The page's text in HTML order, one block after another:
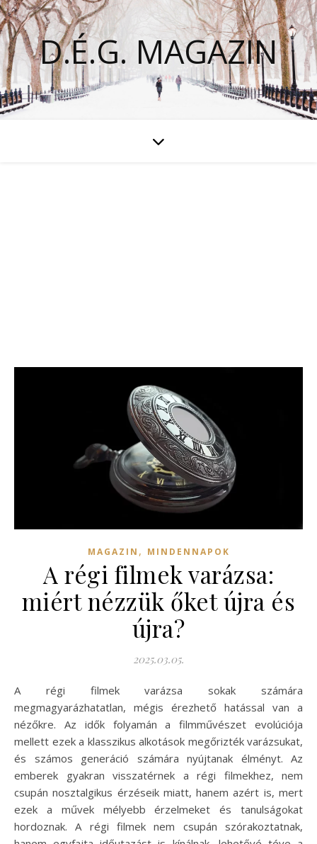
D.É.G. MAGAZIN
MAGAZIN , MINDENNAPOK
A régi filmek varázsa:
miért nézzük őket újra és
újra?
2025.03.05.
A régi filmek varázsa sokak számára
megmagyarázhatatlan, mégis érezhető hatással van a
nézőkre. Az idők folyamán a filmművészet evolúciója
mellett ezek a klasszikus alkotások megőrizték varázsukat,
és számos generáció számára nyújtanak élményt. Az
emberek gyakran visszatérnek a régi filmekhez, nem
csupán nosztalgikus érzéseik miatt, hanem azért is, mert
ezek a művek mélyebb érzelmeket és tanulságokat
hordoznak. A régi filmek nem csupán szórakoztatnak,